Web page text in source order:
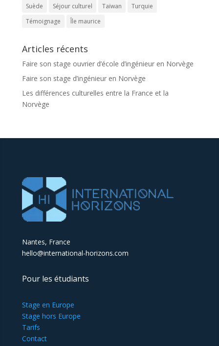
Suède Séjour culturel Taïwan
Turquie
Témoignage
Île maurice
Articles récents
Faire son stage ouvrier d’école d’ingénieur en Norvège
Faire son stage d’ingénieur en Norvège
Les différences culturelles entre la France et la
Norvège
Nantes, France
hello@international-horizons.com
Pour les étudiants
Stage en Europe
Stage hors Europe
Tarifs
Contact